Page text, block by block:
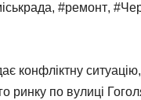
, #ремонт,
конфліктну
по вулиці